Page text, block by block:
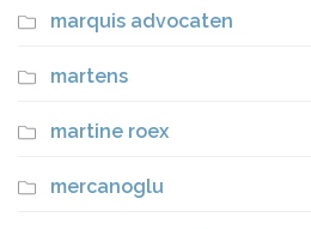
marquis advocaten
martens
martine roex
mercanoglu